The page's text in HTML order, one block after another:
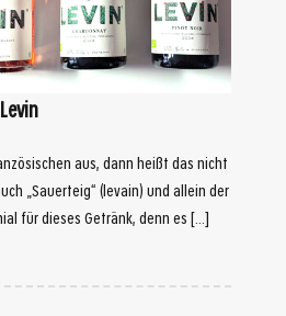
aus, dann heißt das nicht
„Sauerteig“ (levain) und allein der
für dieses Getränk, denn es […]